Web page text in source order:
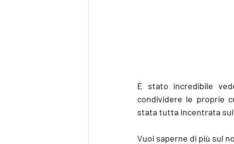
È stato incredibile
condividere le proprie
stata tutta incentrata
Vuoi saperne di più sul